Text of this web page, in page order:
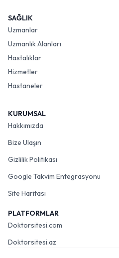
SAĞLIK
Uzmanlar
Uzmanlık Alanları
Hastalıklar
Hizmetler
Hastaneler
KURUMSAL
Hakkımızda
Bize Ulaşın
Gizlilik Politikası
Google Takvim Entegrasyonu
Site Haritası
PLATFORMLAR
Doktorsitesi.com
Doktorsitesi.az